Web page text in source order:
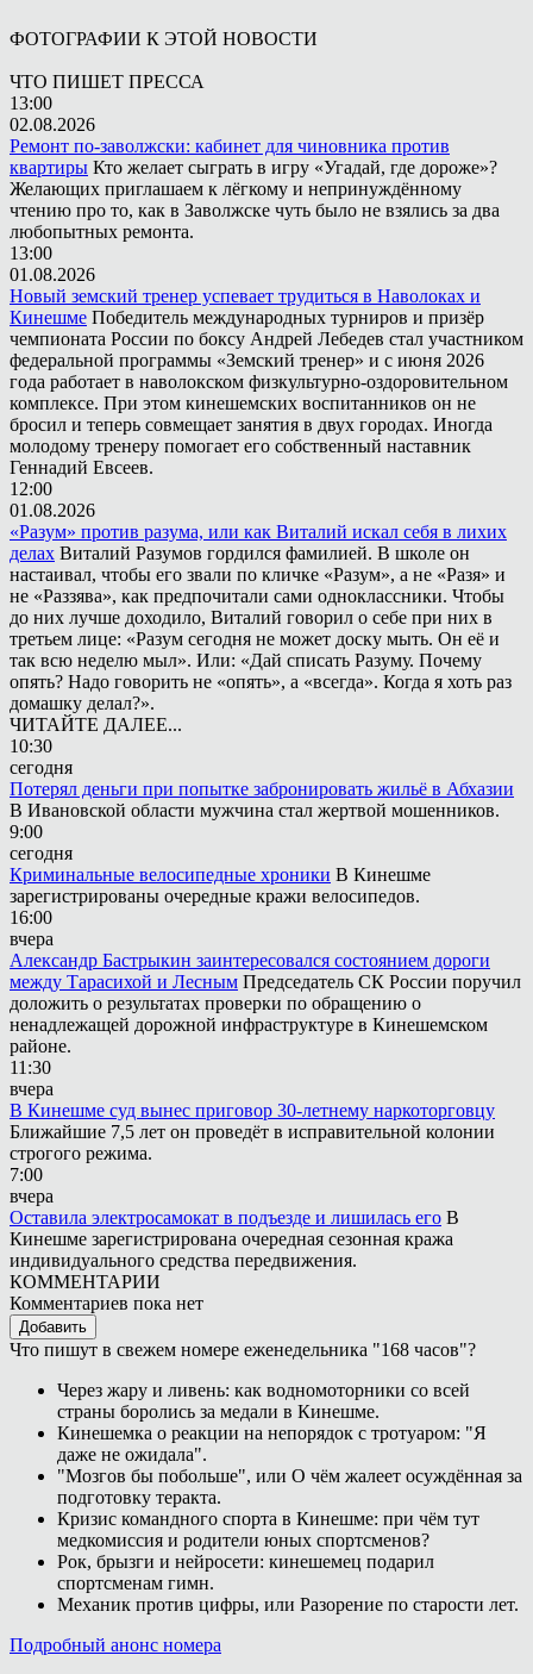
ФОТОГРАФИИ К ЭТОЙ НОВОСТИ
ЧТО ПИШЕТ ПРЕССА
13:00
02.08.2026
Ремонт по-заволжски: кабинет для чиновника против
квартиры Кто желает сыграть в игру «Угадай, где дороже»?
Желающих приглашаем к лёгкому и непринуждённому
чтению про то, как в Заволжске чуть было не взялись за два
любопытных ремонта.
13:00
01.08.2026
Новый земский тренер успевает трудиться в Наволоках и
Кинешме Победитель международных турниров и призёр
чемпионата России по боксу Андрей Лебедев стал участником
федеральной программы «Земский тренер» и с июня 2026
года работает в наволокском физкультурно-оздоровительном
комплексе. При этом кинешемских воспитанников он не
бросил и теперь совмещает занятия в двух городах. Иногда
молодому тренеру помогает его собственный наставник
Геннадий Евсеев.
12:00
01.08.2026
«Разум» против разума, или как Виталий искал себя в лихих
делах Виталий Разумов гордился фамилией. В школе он
настаивал, чтобы его звали по кличке «Разум», а не «Разя» и
не «Раззява», как предпочитали сами одноклассники. Чтобы
до них лучше доходило, Виталий говорил о себе при них в
третьем лице: «Разум сегодня не может доску мыть. Он её и
так всю неделю мыл». Или: «Дай списать Разуму. Почему
опять? Надо говорить не «опять», а «всегда». Когда я хоть раз
домашку делал?».
ЧИТАЙТЕ ДАЛЕЕ...
10:30
сегодня
Потерял деньги при попытке забронировать жильё в Абхазии
В Ивановской области мужчина стал жертвой мошенников.
9:00
сегодня
Криминальные велосипедные хроники В Кинешме
зарегистрированы очередные кражи велосипедов.
16:00
вчера
Александр Бастрыкин заинтересовался состоянием дороги
между Тарасихой и Лесным Председатель СК России поручил
доложить о результатах проверки по обращению о
ненадлежащей дорожной инфраструктуре в Кинешемском
районе.
11:30
вчера
В Кинешме суд вынес приговор 30-летнему наркоторговцу
Ближайшие 7,5 лет он проведёт в исправительной колонии
строгого режима.
7:00
вчера
Оставила электросамокат в подъезде и лишилась его В
Кинешме зарегистрирована очередная сезонная кража
индивидуального средства передвижения.
КОММЕНТАРИИ
Комментариев пока нет
Добавить
Что пишут в свежем номере еженедельника "168 часов"?
Через жару и ливень: как водномоторники со всей
страны боролись за медали в Кинешме.
Кинешемка о реакции на непорядок с тротуаром: "Я
даже не ожидала".
"Мозгов бы побольше", или О чём жалеет осуждённая за
подготовку теракта.
Кризис командного спорта в Кинешме: при чём тут
медкомиссия и родители юных спортсменов?
Рок, брызги и нейросети: кинешемец подарил
спортсменам гимн.
Механик против цифры, или Разорение по старости лет.
Подробный анонс номера